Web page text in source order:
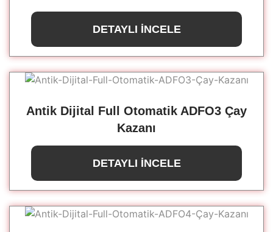
DETAYLI İNCELE
Antik Dijital Full Otomatik ADFO3 Çay
Kazanı
DETAYLI İNCELE